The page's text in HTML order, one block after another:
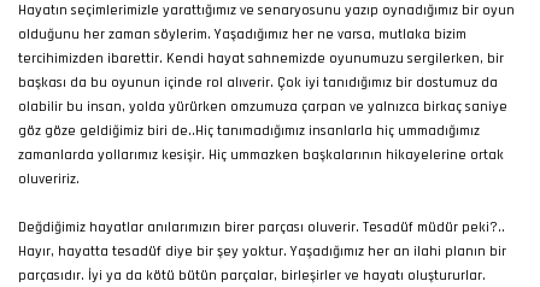
Hayatın seçimlerimizle yarattığımız ve senaryosunu yazıp oynadığımız bir oyun
olduğunu her zaman söylerim. Yaşadığımız her ne varsa, mutlaka bizim
tercihimizden ibarettir. Kendi hayat sahnemizde oyunumuzu sergilerken, bir
başkası da bu oyunun içinde rol alıverir. Çok iyi tanıdığımız bir dostumuz da
olabilir bu insan, yolda yürürken omzumuza çarpan ve yalnızca birkaç saniye
göz göze geldiğimiz biri de..Hiç tanımadığımız insanlarla hiç ummadığımız
zamanlarda yollarımız kesişir. Hiç ummazken başkalarının hikayelerine ortak
oluveririz.
Değdiğimiz hayatlar anılarımızın birer parçası oluverir. Tesadüf müdür peki?..
Hayır, hayatta tesadüf diye bir şey yoktur. Yaşadığımız her an ilahi planın bir
parçasıdır. İyi ya da kötü bütün parçalar, birleşirler ve hayatı oluştururlar.